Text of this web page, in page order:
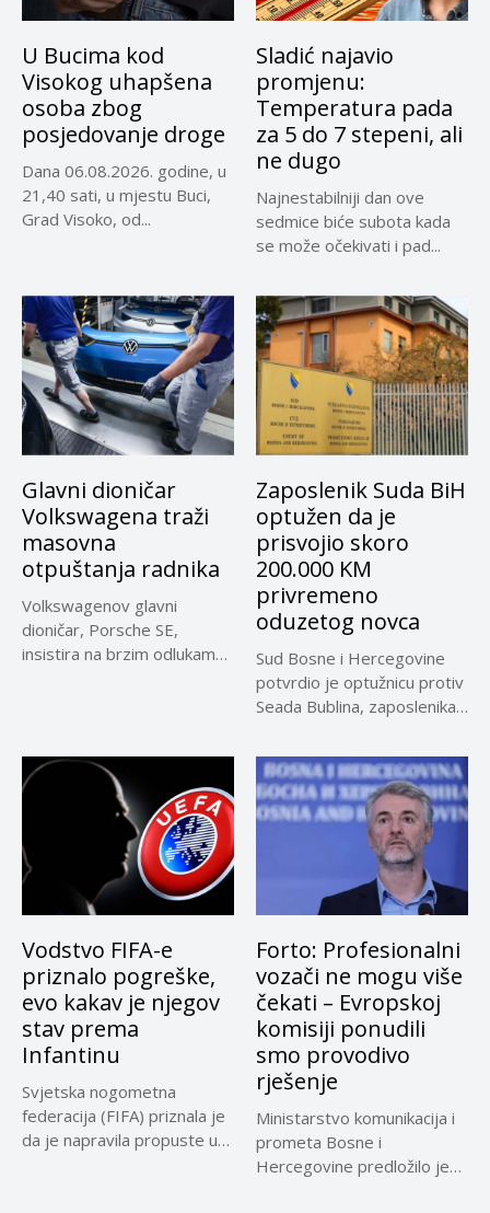
U Bucima kod
Visokog uhapšena
osoba zbog
posjedovanje droge
Dana 06.08.2026. godine, u
21,40 sati, u mjestu Buci,
Grad Visoko, od...
Sladić najavio
promjenu:
Temperatura pada
za 5 do 7 stepeni, ali
ne dugo
Najnestabilniji dan ove
sedmice biće subota kada
se može očekivati i pad...
Glavni dioničar
Volkswagena traži
masovna
otpuštanja radnika
Volkswagenov glavni
dioničar, Porsche SE,
insistira na brzim odlukama
Zaposlenik Suda BiH
optužen da je
prisvojio skoro
200.000 KM
privremeno
oduzetog novca
Sud Bosne i Hercegovine
potvrdio je optužnicu protiv
Seada Bublina, zaposlenika
Vodstvo FIFA-e
priznalo pogreške,
evo kakav je njegov
stav prema
Infantinu
Svjetska nogometna
federacija (FIFA) priznala je
da je napravila propuste u
Forto: Profesionalni
vozači ne mogu više
čekati – Evropskoj
komisiji ponudili
smo provodivo
rješenje
Ministarstvo komunikacija i
prometa Bosne i
Hercegovine predložilo je